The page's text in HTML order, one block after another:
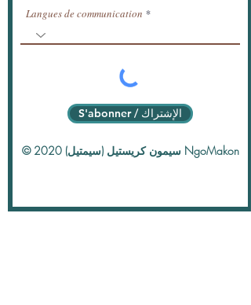
Langues de communication
S'abonner / الإشتراك
© 2020 سيمون كريستيل (سيمتيل) NgoMakon